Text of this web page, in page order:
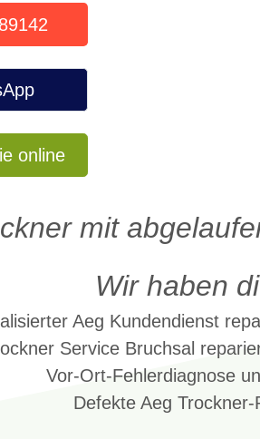
online
mit
Wir haben
Aeg Kundendienst
Service Bruchsal
Vor-Ort-Fehlerdiagnose
Defekte Aeg